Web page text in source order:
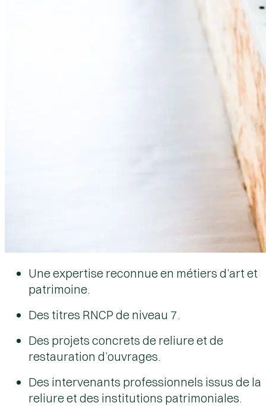
Une expertise reconnue en métiers d’art et
patrimoine.
Des titres RNCP de niveau 7.
Des projets concrets de reliure et de
restauration d’ouvrages.
Des intervenants professionnels issus de la
reliure et des institutions patrimoniales.